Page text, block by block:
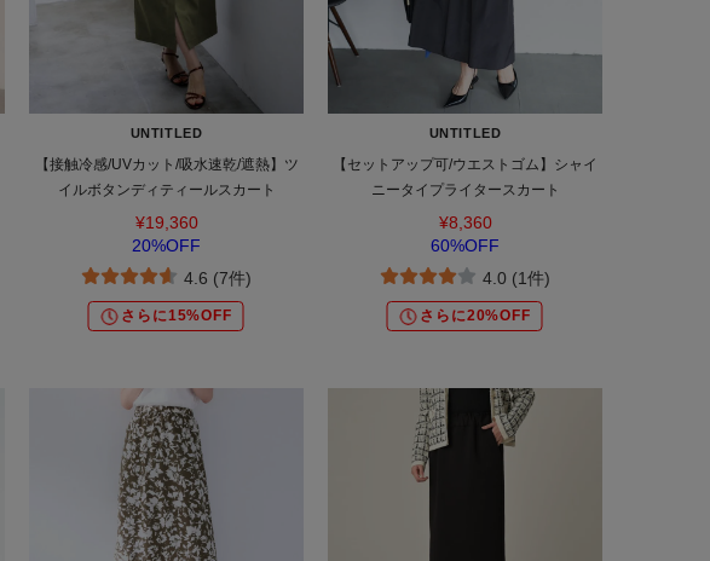
UNTITLED
【接触冷感/UVカット/吸水速乾/遮熱】ツ
イルボタンディティールスカート
¥19,360
20%OFF
4.6 (7件)
さらに15%OFF
UNTITLED
【セットアップ可/ウエストゴム】シャイ
ニータイプライタースカート
¥8,360
60%OFF
4.0 (1件)
さらに20%OFF